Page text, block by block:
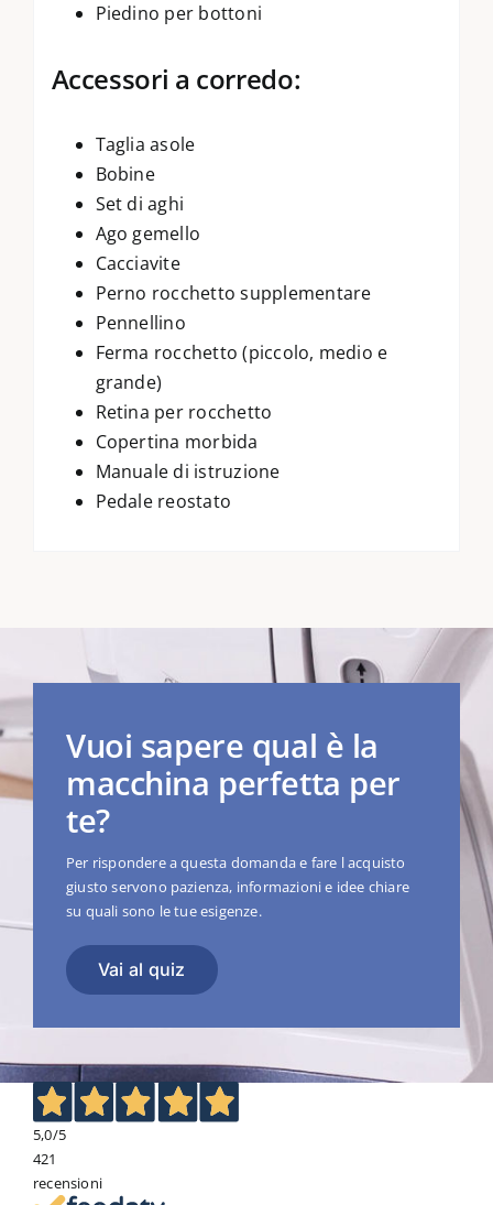
Piedino per bottoni
Accessori a corredo:
Taglia asole
Bobine
Set di aghi
Ago gemello
Cacciavite
Perno rocchetto supplementare
Pennellino
Ferma rocchetto (piccolo, medio e
grande)
Retina per rocchetto
Copertina morbida
Manuale di istruzione
Pedale reostato
Vuoi sapere qual è la
macchina perfetta per
te?
Per rispondere a questa domanda e fare l acquisto
giusto servono pazienza, informazioni e idee chiare
su quali sono le tue esigenze.
Vai al quiz
5,0/5
421
recensioni